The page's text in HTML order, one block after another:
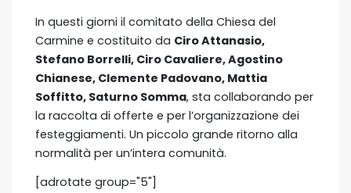
In questi giorni il comitato della Chiesa del
Carmine e costituito da Ciro Attanasio,
Stefano Borrelli, Ciro Cavaliere, Agostino
Chianese, Clemente Padovano, Mattia
Soffitto, Saturno Somma, sta collaborando per
la raccolta di offerte e per l’organizzazione dei
festeggiamenti. Un piccolo grande ritorno alla
normalità per un’intera comunità.
[adrotate group="5"]